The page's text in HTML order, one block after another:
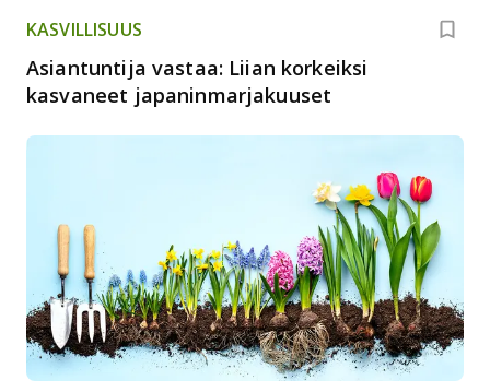
KASVILLISUUS
Asiantuntija vastaa: Liian korkeiksi
kasvaneet japaninmarjakuuset